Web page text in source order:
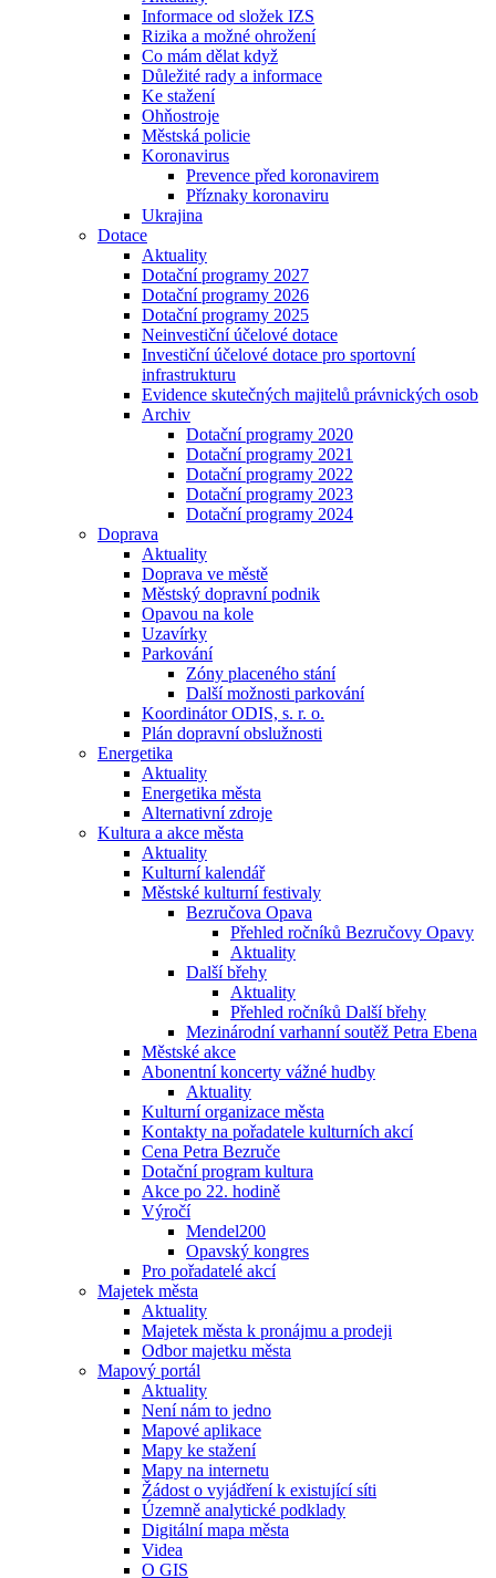
Informace od složek IZS
Rizika a možné ohrožení
Co mám dělat když
Důležité rady a informace
Ke stažení
Ohňostroje
Městská policie
Koronavirus
Prevence před koronavirem
Příznaky koronaviru
Ukrajina
Dotace
Aktuality
Dotační programy 2027
Dotační programy 2026
Dotační programy 2025
Neinvestiční účelové dotace
Investiční účelové dotace pro sportovní
infrastrukturu
Evidence skutečných majitelů právnických osob
Archiv
Dotační programy 2020
Dotační programy 2021
Dotační programy 2022
Dotační programy 2023
Dotační programy 2024
Doprava
Aktuality
Doprava ve městě
Městský dopravní podnik
Opavou na kole
Uzavírky
Parkování
Zóny placeného stání
Další možnosti parkování
Koordinátor ODIS, s. r. o.
Plán dopravní obslužnosti
Energetika
Aktuality
Energetika města
Alternativní zdroje
Kultura a akce města
Aktuality
Kulturní kalendář
Městské kulturní festivaly
Bezručova Opava
Přehled ročníků Bezručovy Opavy
Aktuality
Další břehy
Aktuality
Přehled ročníků Další břehy
Mezinárodní varhanní soutěž Petra Ebena
Městské akce
Abonentní koncerty vážné hudby
Aktuality
Kulturní organizace města
Kontakty na pořadatele kulturních akcí
Cena Petra Bezruče
Dotační program kultura
Akce po 22. hodině
Výročí
Mendel200
Opavský kongres
Pro pořadatelé akcí
Majetek města
Aktuality
Majetek města k pronájmu a prodeji
Odbor majetku města
Mapový portál
Aktuality
Není nám to jedno
Mapové aplikace
Mapy ke stažení
Mapy na internetu
Žádost o vyjádření k existující síti
Územně analytické podklady
Digitální mapa města
Videa
O GIS